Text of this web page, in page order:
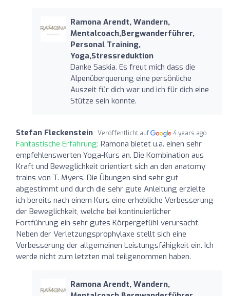
Ramona Arendt, Wandern,
Mentalcoach,Bergwanderführer,
Personal Training,
Yoga,Stressreduktion
Danke Saskia. Es freut mich dass die
Alpenüberquerung eine persönliche
Auszeit für dich war und ich für dich eine
Stütze sein konnte.
Stefan Fleckenstein Veröffentlicht auf 4 years ago
Fantastische Erfahrung: Ramona bietet u.a. einen sehr
empfehlenswerten Yoga-Kurs an. Die Kombination aus
Kraft und Beweglichkeit orientiert sich an den anatomy
trains von T. Myers. Die Übungen sind sehr gut
abgestimmt und durch die sehr gute Anleitung erzielte
ich bereits nach einem Kurs eine erhebliche Verbesserung
der Beweglichkeit, welche bei kontinuierlicher
Fortführung ein sehr gutes Körpergefühl verursacht.
Neben der Verletzungsprophylaxe stellt sich eine
Verbesserung der allgemeinen Leistungsfähigkeit ein. Ich
werde nicht zum letzten mal teilgenommen haben.
Ramona Arendt, Wandern,